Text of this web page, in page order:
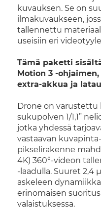
kuvauksen. Se on
ilmakuvaukseen,
tallennettu
useisiin eri
Tämä paketti
Motion 3 -
extra-akkua ja
Drone on varustettu
sukupolven 1/1,1”
jotka yhdessä
vastaavan
pikselirakenne
4K) 360°-videon
-laadulla. Suuret 2,4
askeleen
erinomaisen
valaistuksessa.